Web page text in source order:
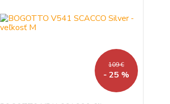
109 €
- 25 %